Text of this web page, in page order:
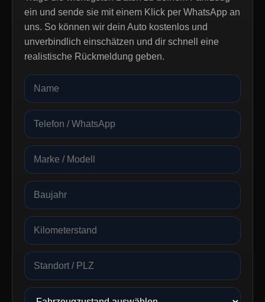
ein und sende sie mit einem Klick per WhatsApp an
uns. So können wir dein Auto kostenlos und
unverbindlich einschätzen und dir schnell eine
realistische Rückmeldung geben.